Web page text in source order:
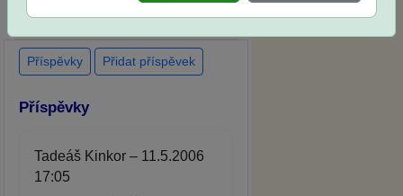
zkouškách
Příspěvky Přidat příspěvek
Příspěvky
Tadeáš Kinkor – 11.5.2006
17:05